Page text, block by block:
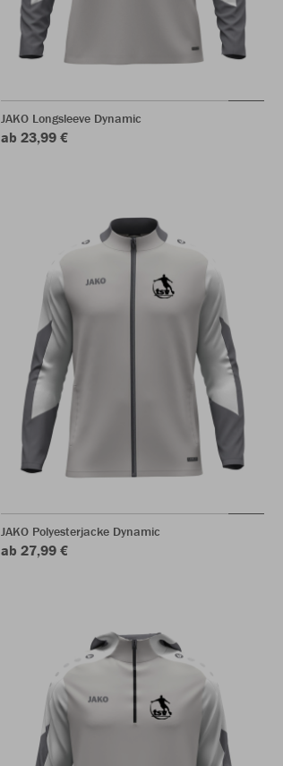
JAKO Longsleeve Dynamic
ab 23,99 €
JAKO Polyesterjacke Dynamic
ab 27,99 €